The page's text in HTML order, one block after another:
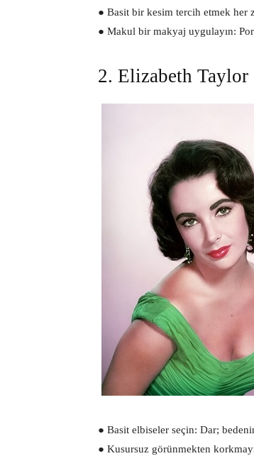
● Basit bir kesim tercih etmek her
● Makul bir makyaj uygulayın:
2. Elizabeth Taylor
● Basit elbiseler seçin: Dar;
● Kusursuz görünmekten